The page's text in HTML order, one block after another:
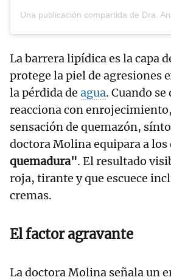
La barrera lipídica es la capa
protege la piel de agresiones
la pérdida de agua. Cuando
reacciona con
sensación de quemazón,
doctora Molina equipara a los
quemadura". El resultado
roja, tirante y que escuece
cremas.
El factor agravante
La doctora Molina señala un